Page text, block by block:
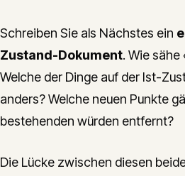
Schreiben Sie als Nächstes ein
Zustand-Dokument. Wie
Welche der Dinge auf der Ist-
anders? Welche neuen Punkte
bestehenden würden entfernt?
Die Lücke zwischen diesen